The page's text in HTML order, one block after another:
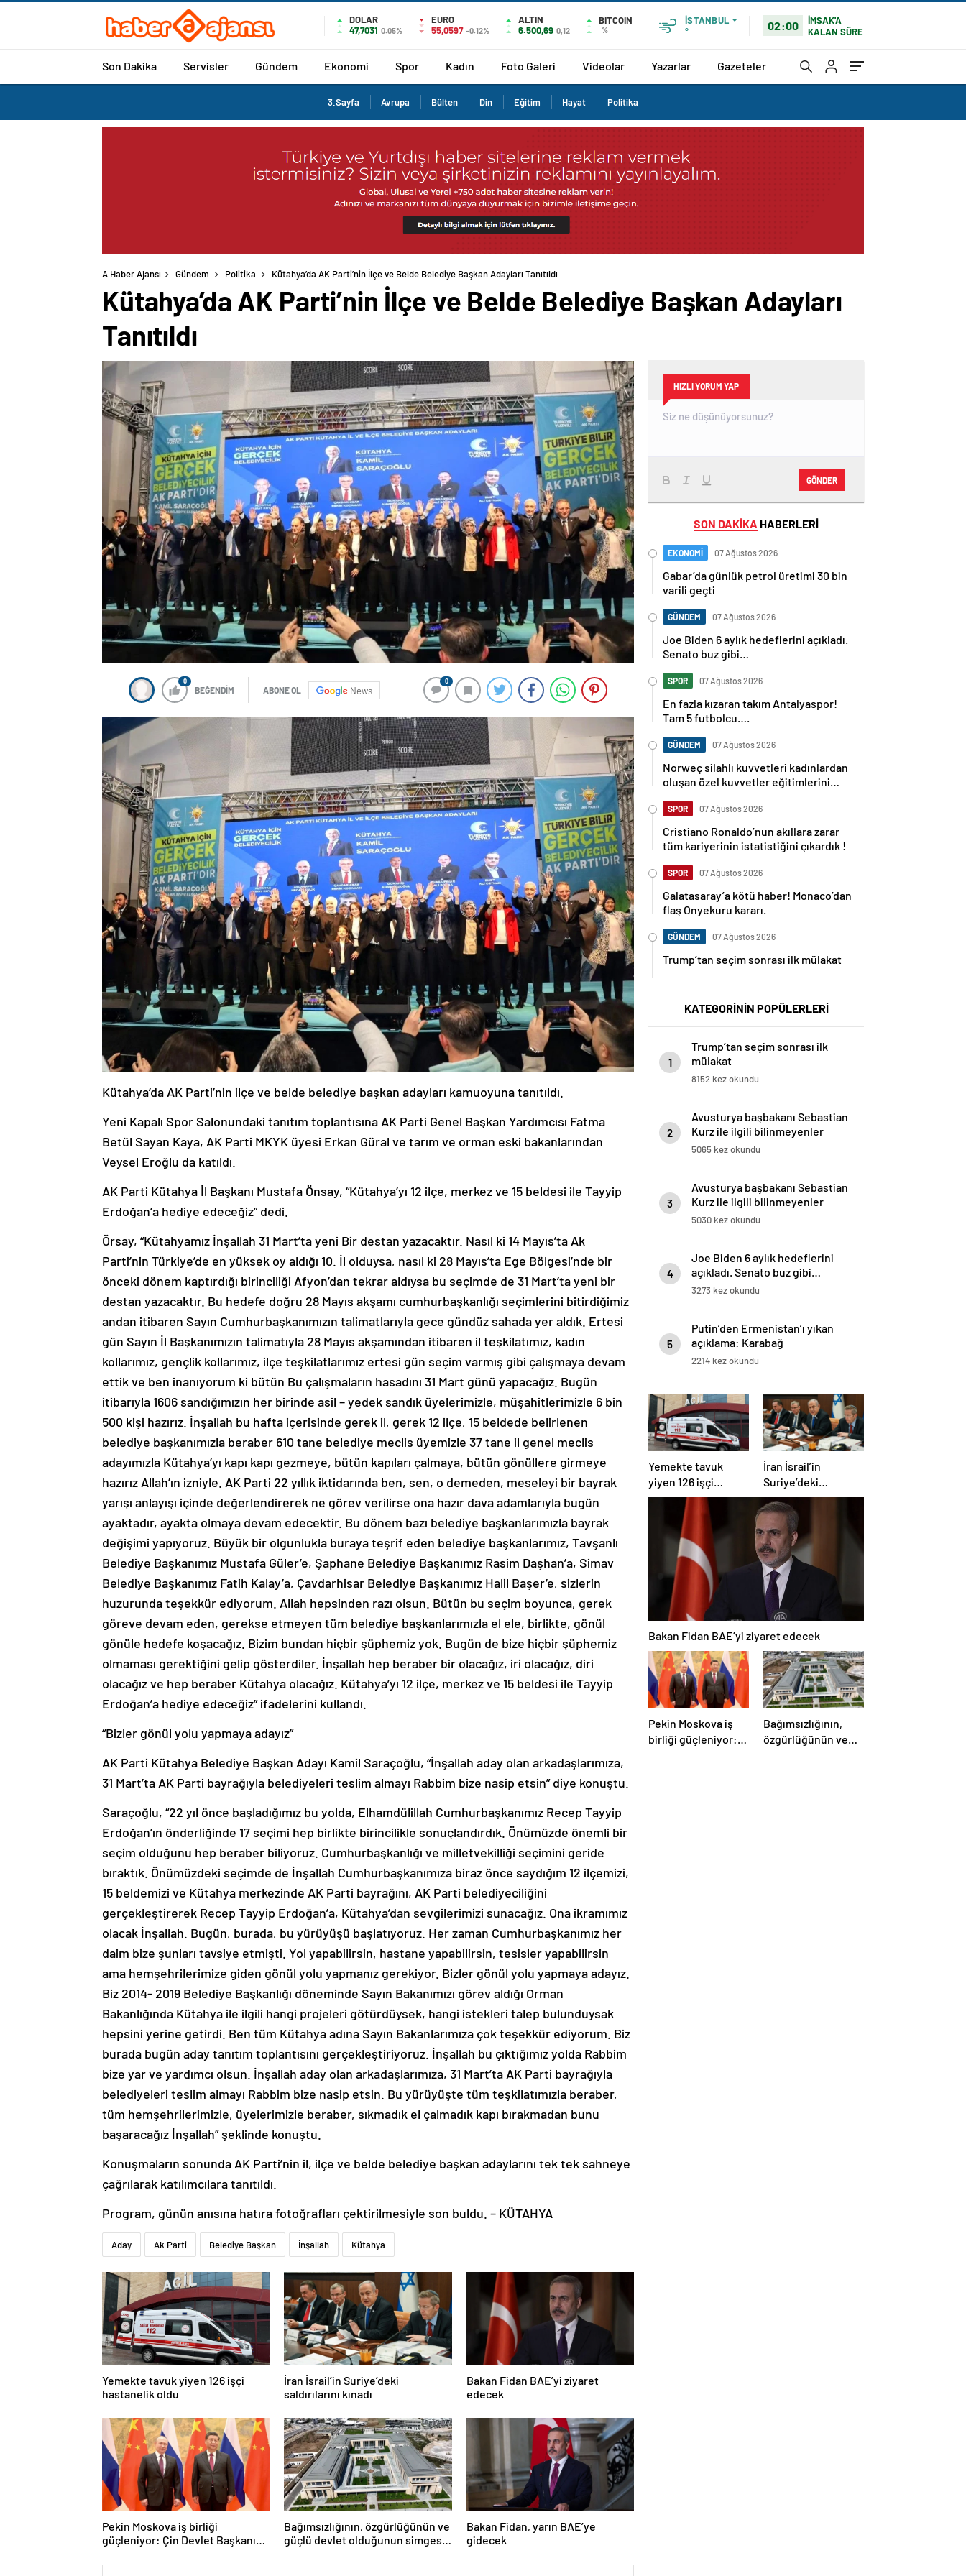
DOLAR
47,7031 0.05%
EURO
55,0597 -0.12%
ALTIN
6.500,69 0,12
BITCOIN
%
İSTANBUL
°
02:00
İMSAK'A
KALAN SÜRE
Son Dakika Servisler Gündem Ekonomi Spor Kadın Foto Galeri Videolar Yazarlar Gazeteler
3.Sayfa Avrupa Bülten Din Eğitim Hayat Politika
A Haber Ajansı Gündem Politika Kütahya’da AK Parti’nin İlçe ve Belde Belediye Başkan Adayları Tanıtıldı
Kütahya’da AK Parti’nin İlçe ve Belde Belediye Başkan Adayları
Tanıtıldı
0
BEĞENDİM ABONE OL News
0
Kütahya’da AK Parti’nin ilçe ve belde belediye başkan adayları kamuoyuna tanıtıldı.
Yeni Kapalı Spor Salonundaki tanıtım toplantısına AK Parti Genel Başkan Yardımcısı Fatma
Betül Sayan Kaya, AK Parti MKYK üyesi Erkan Güral ve tarım ve orman eski bakanlarından
Veysel Eroğlu da katıldı.
AK Parti Kütahya İl Başkanı Mustafa Önsay, “Kütahya’yı 12 ilçe, merkez ve 15 beldesi ile Tayyip
Erdoğan’a hediye edeceğiz” dedi.
Örsay, “Kütahyamız İnşallah 31 Mart’ta yeni Bir destan yazacaktır. Nasıl ki 14 Mayıs’ta Ak
Parti’nin Türkiye’de en yüksek oy aldığı 10. İl olduysa, nasıl ki 28 Mayıs’ta Ege Bölgesi’nde bir
önceki dönem kaptırdığı birinciliği Afyon’dan tekrar aldıysa bu seçimde de 31 Mart’ta yeni bir
destan yazacaktır. Bu hedefe doğru 28 Mayıs akşamı cumhurbaşkanlığı seçimlerini bitirdiğimiz
andan itibaren Sayın Cumhurbaşkanımızın talimatlarıyla gece gündüz sahada yer aldık. Ertesi
gün Sayın İl Başkanımızın talimatıyla 28 Mayıs akşamından itibaren il teşkilatımız, kadın
kollarımız, gençlik kollarımız, ilçe teşkilatlarımız ertesi gün seçim varmış gibi çalışmaya devam
ettik ve ben inanıyorum ki bütün Bu çalışmaların hasadını 31 Mart günü yapacağız. Bugün
itibarıyla 1606 sandığımızın her birinde asil – yedek sandık üyelerimizle, müşahitlerimizle 6 bin
500 kişi hazırız. İnşallah bu hafta içerisinde gerek il, gerek 12 ilçe, 15 beldede belirlenen
belediye başkanımızla beraber 610 tane belediye meclis üyemizle 37 tane il genel meclis
adayımızla Kütahya’yı kapı kapı gezmeye, bütün kapıları çalmaya, bütün gönüllere girmeye
hazırız Allah’ın izniyle. AK Parti 22 yıllık iktidarında ben, sen, o demeden, meseleyi bir bayrak
yarışı anlayışı içinde değerlendirerek ne görev verilirse ona hazır dava adamlarıyla bugün
ayaktadır, ayakta olmaya devam edecektir. Bu dönem bazı belediye başkanlarımızla bayrak
değişimi yapıyoruz. Büyük bir olgunlukla buraya teşrif eden belediye başkanlarımız, Tavşanlı
Belediye Başkanımız Mustafa Güler’e, Şaphane Belediye Başkanımız Rasim Daşhan’a, Simav
Belediye Başkanımız Fatih Kalay’a, Çavdarhisar Belediye Başkanımız Halil Başer’e, sizlerin
huzurunda teşekkür ediyorum. Allah hepsinden razı olsun. Bütün bu seçim boyunca, gerek
göreve devam eden, gerekse etmeyen tüm belediye başkanlarımızla el ele, birlikte, gönül
gönüle hedefe koşacağız. Bizim bundan hiçbir şüphemiz yok. Bugün de bize hiçbir şüphemiz
olmaması gerektiğini gelip gösterdiler. İnşallah hep beraber bir olacağız, iri olacağız, diri
olacağız ve hep beraber Kütahya olacağız. Kütahya’yı 12 ilçe, merkez ve 15 beldesi ile Tayyip
Erdoğan’a hediye edeceğiz” ifadelerini kullandı.
“Bizler gönül yolu yapmaya adayız”
AK Parti Kütahya Belediye Başkan Adayı Kamil Saraçoğlu, “İnşallah aday olan arkadaşlarımıza,
31 Mart’ta AK Parti bayrağıyla belediyeleri teslim almayı Rabbim bize nasip etsin” diye konuştu.
Saraçoğlu, “22 yıl önce başladığımız bu yolda, Elhamdülillah Cumhurbaşkanımız Recep Tayyip
Erdoğan’ın önderliğinde 17 seçimi hep birlikte birincilikle sonuçlandırdık. Önümüzde önemli bir
seçim olduğunu hep beraber biliyoruz. Cumhurbaşkanlığı ve milletvekilliği seçimini geride
bıraktık. Önümüzdeki seçimde de İnşallah Cumhurbaşkanımıza biraz önce saydığım 12 ilçemizi,
15 beldemizi ve Kütahya merkezinde AK Parti bayrağını, AK Parti belediyeciliğini
gerçekleştirerek Recep Tayyip Erdoğan’a, Kütahya’dan sevgilerimizi sunacağız. Ona ikramımız
olacak İnşallah. Bugün, burada, bu yürüyüşü başlatıyoruz. Her zaman Cumhurbaşkanımız her
daim bize şunları tavsiye etmişti. Yol yapabilirsin, hastane yapabilirsin, tesisler yapabilirsin
ama hemşehrilerimize giden gönül yolu yapmanız gerekiyor. Bizler gönül yolu yapmaya adayız.
Biz 2014- 2019 Belediye Başkanlığı döneminde Sayın Bakanımızı görev aldığı Orman
Bakanlığında Kütahya ile ilgili hangi projeleri götürdüysek, hangi istekleri talep bulunduysak
hepsini yerine getirdi. Ben tüm Kütahya adına Sayın Bakanlarımıza çok teşekkür ediyorum. Biz
burada bugün aday tanıtım toplantısını gerçekleştiriyoruz. İnşallah bu çıktığımız yolda Rabbim
bize yar ve yardımcı olsun. İnşallah aday olan arkadaşlarımıza, 31 Mart’ta AK Parti bayrağıyla
belediyeleri teslim almayı Rabbim bize nasip etsin. Bu yürüyüşte tüm teşkilatımızla beraber,
tüm hemşehrilerimizle, üyelerimizle beraber, sıkmadık el çalmadık kapı bırakmadan bunu
başaracağız İnşallah” şeklinde konuştu.
Konuşmaların sonunda AK Parti’nin il, ilçe ve belde belediye başkan adaylarını tek tek sahneye
çağrılarak katılımcılara tanıtıldı.
Program, günün anısına hatıra fotoğrafları çektirilmesiyle son buldu. – KÜTAHYA
Aday Ak Parti Belediye Başkan İnşallah Kütahya
Yemekte tavuk yiyen 126 işçi
hastanelik oldu
İran İsrail’in Suriye’deki
saldırılarını kınadı
Bakan Fidan BAE’yi ziyaret
edecek
Pekin Moskova iş birliği
güçleniyor: Çin Devlet Başkanı
Bağımsızlığının, özgürlüğünün ve
güçlü devlet olduğunun simgesi!
eserler…
Bakan Fidan, yarın BAE’ye
gidecek
HIZLI YORUM YAP
GÖNDER
SON DAKİKA HABERLERİ
EKONOMİ 07 Ağustos 2026
Gabar’da günlük petrol üretimi 30 bin
varili geçti
GÜNDEM 07 Ağustos 2026
Joe Biden 6 aylık hedeflerini açıkladı.
Senato buz gibi…
SPOR 07 Ağustos 2026
En fazla kızaran takım Antalyaspor!
Tam 5 futbolcu….
GÜNDEM 07 Ağustos 2026
Norweç silahlı kuvvetleri kadınlardan
oluşan özel kuvvetler eğitimlerini
SPOR 07 Ağustos 2026
Cristiano Ronaldo’nun akıllara zarar
tüm kariyerinin istatistiğini çıkardık !
SPOR 07 Ağustos 2026
Galatasaray’a kötü haber! Monaco’dan
flaş Onyekuru kararı.
GÜNDEM 07 Ağustos 2026
Trump’tan seçim sonrası ilk mülakat
KATEGORİNİN POPÜLERLERİ
1
Trump’tan seçim sonrası ilk
mülakat
8152 kez okundu
2
Avusturya başbakanı Sebastian
Kurz ile ilgili bilinmeyenler
5065 kez okundu
3
Avusturya başbakanı Sebastian
Kurz ile ilgili bilinmeyenler
5030 kez okundu
4
Joe Biden 6 aylık hedeflerini
açıkladı. Senato buz gibi…
3273 kez okundu
5
Putin’den Ermenistan’ı yıkan
açıklama: Karabağ
Azerbaycan’ın ayrılmaz bir
2214 kez okundu
Yemekte tavuk
yiyen 126 işçi
hastanelik oldu
İran İsrail’in
Suriye’deki
saldırılarını kınadı
Bakan Fidan BAE’yi ziyaret edecek
Pekin Moskova iş
birliği güçleniyor:
Bağımsızlığının,
özgürlüğünün ve